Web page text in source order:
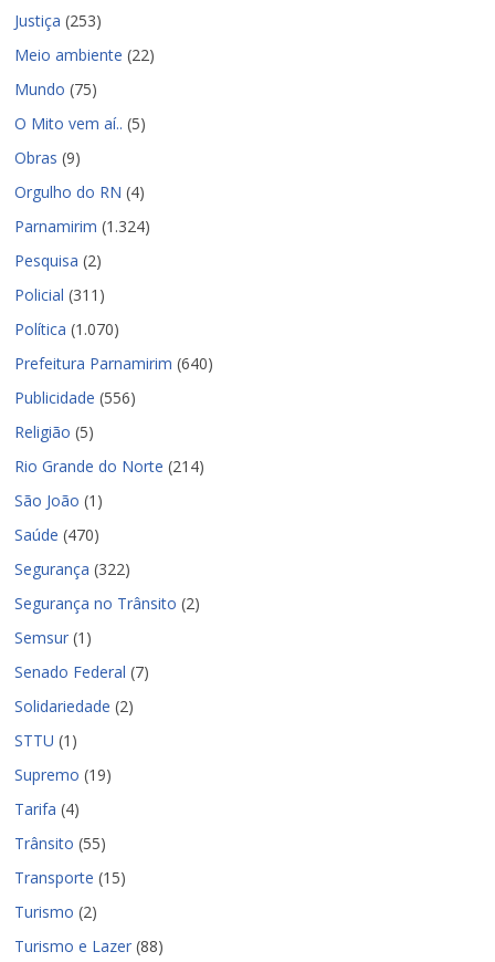
Justiça (253)
Meio ambiente (22)
Mundo (75)
O Mito vem aí.. (5)
Obras (9)
Orgulho do RN (4)
Parnamirim (1.324)
Pesquisa (2)
Policial (311)
Política (1.070)
Prefeitura Parnamirim (640)
Publicidade (556)
Religião (5)
Rio Grande do Norte (214)
São João (1)
Saúde (470)
Segurança (322)
Segurança no Trânsito (2)
Semsur (1)
Senado Federal (7)
Solidariedade (2)
STTU (1)
Supremo (19)
Tarifa (4)
Trânsito (55)
Transporte (15)
Turismo (2)
Turismo e Lazer (88)